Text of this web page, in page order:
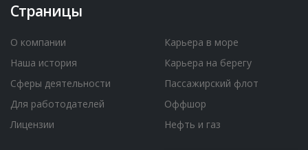
Страницы
О компании
Наша история
Сферы деятельности
Для работодателей
Лицензии
Карьера в море
Карьера на берегу
Пассажирский флот
Оффшор
Нефть и газ